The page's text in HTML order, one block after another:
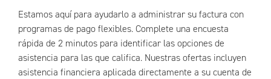
Estamos aquí para ayudarlo a administrar su factura con
programas de pago flexibles. Complete una encuesta
rápida de 2 minutos para identificar las opciones de
asistencia para las que califica. Nuestras ofertas incluyen
asistencia financiera aplicada directamente a su cuenta de